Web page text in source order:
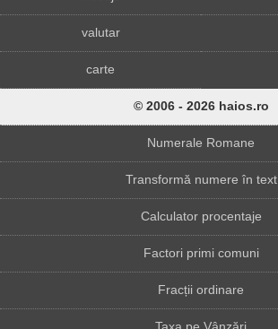
valutar
carte
© 2006 - 2026 haios.ro
Numerale Romane
Transformă numere în text
Calculator procentaje
Factori primi comuni
Fracții ordinare